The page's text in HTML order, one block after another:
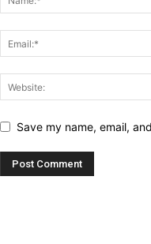
Save my name, email,